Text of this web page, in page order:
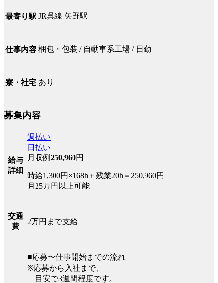
最寄り駅 JR呉線 矢野駅
仕事内容 梱包・包装 / 自動車系工場 / 日勤
寮・社宅 あり
募集内容
給与
詳細
週払い
日払い
月収例 250,960円
時給1,300円×168h＋残業20h＝250,960円
月25万円以上可能
交通
費
2万円まで支給
■応募〜仕事開始までの流れ
※応募から入社まで、
目安で3週間程度です。